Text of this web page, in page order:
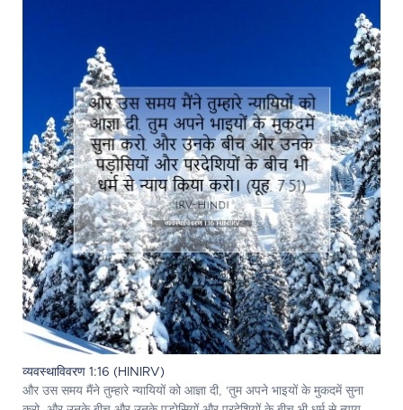
व्यवस्थाविवरण 1:16 (HINIRV)
और उस समय मैंने तुम्हारे न्यायियों को आज्ञा दी, 'तुम अपने भाइयों के मुकदमें सुना